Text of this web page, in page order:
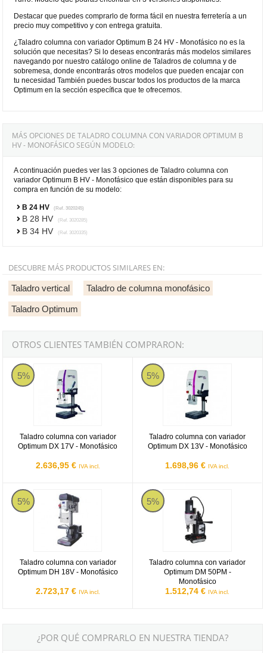
Destacar que puedes comprarlo de forma fácil en nuestra ferretería a un
precio muy competitivo y con entrega gratuita.
¿Taladro columna con variador Optimum B 24 HV - Monofásico no es la
solución que necesitas? Si lo deseas encontrarás más modelos similares
navegando por nuestro catálogo online de Taladros de columna y de
sobremesa, donde encontrarás otros modelos que pueden encajar con
tu necesidad También puedes buscar todos los productos de la marca
Optimum en la sección específica que te ofrecemos.
MÁS OPCIONES DE TALADRO COLUMNA CON VARIADOR OPTIMUM B
HV - MONOFÁSICO SEGÚN MODELO:
A continuación puedes ver las 3 opciones de Taladro columna con
variador Optimum B HV - Monofásico que están disponibles para su
compra en función de su modelo:
B 24 HV (Ref. 3020245)
B 28 HV (Ref. 3020285)
B 34 HV (Ref. 3020335)
DESCUBRE MÁS PRODUCTOS SIMILARES EN:
Taladro vertical Taladro de columna monofásico
Taladro Optimum
OTROS CLIENTES TAMBIÉN COMPRARON:
5%
Taladro columna con variador
Optimum DX 17V - Monofásico
2.636,95 € IVA incl.
Taladro columna con variador Optimum DX 17V - Monofásico
5%
Taladro columna con variador
Optimum DX 13V - Monofásico
1.698,96 € IVA incl.
Taladro columna con variador
5%
Taladro columna con variador
Optimum DH 18V - Monofásico
2.723,17 € IVA incl.
Taladro columna con variador Optimum DH 18V - Monofásico
5%
Taladro columna con variador
Optimum DM 50PM -
Monofásico
1.512,74 € IVA incl.
Taladro columna con variador
¿POR QUÉ COMPRARLO EN NUESTRA TIENDA?